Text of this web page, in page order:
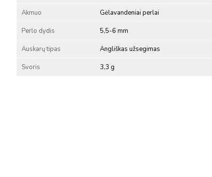
Akmuo Gėlavandeniai perlai
Perlo dydis 5,5-6 mm
Auskarų tipas Angliškas užsegimas
Svoris 3,3 g